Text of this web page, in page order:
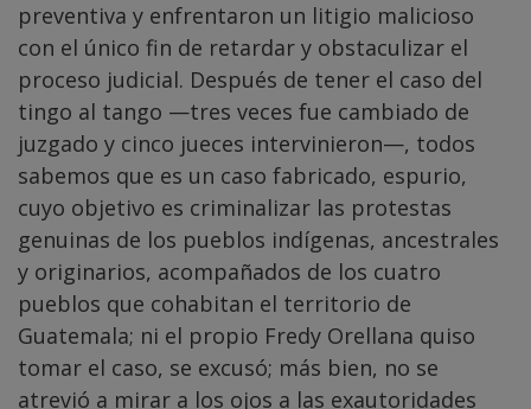
preventiva y enfrentaron un litigio malicioso
con el único fin de retardar y obstaculizar el
proceso judicial. Después de tener el caso del
tingo al tango —tres veces fue cambiado de
juzgado y cinco jueces intervinieron—, todos
sabemos que es un caso fabricado, espurio,
cuyo objetivo es criminalizar las protestas
genuinas de los pueblos indígenas, ancestrales
y originarios, acompañados de los cuatro
pueblos que cohabitan el territorio de
Guatemala; ni el propio Fredy Orellana quiso
tomar el caso, se excusó; más bien, no se
atrevió a mirar a los ojos a las exautoridades